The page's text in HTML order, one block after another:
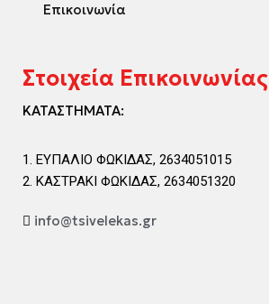
Επικοινωνία
Στοιχεία Επικοινωνίας
ΚΑΤΑΣΤΗΜΑΤΑ:
ΕΥΠΑΛΙΟ ΦΩΚΙΔΑΣ, 2634051015
ΚΑΣΤΡΑΚΙ ΦΩΚΙΔΑΣ, 2634051320
info@tsivelekas.gr